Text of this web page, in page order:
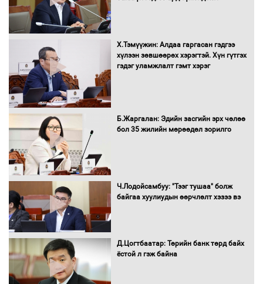
Санхүүгийн хэмнэлтийн горимд эрүүл
мэндийн салбар хамаарахгүй
Нөөцийн махны худалдаа,
борлуулалтыг нээлттэй ил тод
Монгол Улс “COP17”-д “Тал хээрийн
төлөвлөгөө”-гөө танилцуулна
16 төрлийн эмийг нэг эх үүсвэрээс
Х.Тэмүүжин: Алдаа гаргасан гэдгээ
хүлээн зөвшөөрөх хэрэгтэй. Хүн гүтгэх
гэдэг уламжлалт гэмт хэрэг
Б.Жаргалан: Эдийн засгийн эрх чөлөө
бол 35 жилийн мөрөөдөл зорилго
Ч.Лодойсамбуу: "Тээг тушаа" болж
байгаа хуулиудын өөрчлөлт хэзээ вэ
Д.Цогтбаатар: Төрийн банк төрд байх
ёстой л гэж байна